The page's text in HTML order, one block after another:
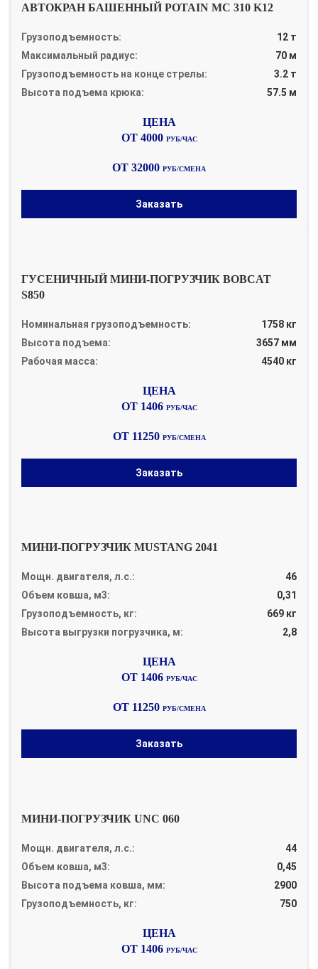
АВТОКРАН БАШЕННЫЙ POTAIN MC 310 K12
Грузоподъемность:
12 т
Максимальный радиус:
70 м
Грузоподъемность на конце стрелы:
3.2 т
Высота подъема крюка:
57.5 м
ОТ 4000 РУБ/ЧАС
ОТ 32000 РУБ/СМЕНА
Заказать
ГУСЕНИЧНЫЙ МИНИ-ПОГРУЗЧИК BOBCAT
S850
Номинальная грузоподъемность:
1758 кг
Высота подъема:
3657 мм
Рабочая масса:
4540 кг
ОТ 1406 РУБ/ЧАС
ОТ 11250 РУБ/СМЕНА
Заказать
МИНИ-ПОГРУЗЧИК MUSTANG 2041
Мощн. двигателя, л.с.:
46
Объем ковша, м3:
0,31
Грузоподъемность, кг:
669 кг
Высота выгрузки погрузчика, м:
2,8
ОТ 1406 РУБ/ЧАС
ОТ 11250 РУБ/СМЕНА
Заказать
МИНИ-ПОГРУЗЧИК UNC 060
Мощн. двигателя, л.с.:
44
Объем ковша, м3:
0,45
Высота подъема ковша, мм:
2900
Грузоподъемность, кг:
750
ОТ 1406 РУБ/ЧАС